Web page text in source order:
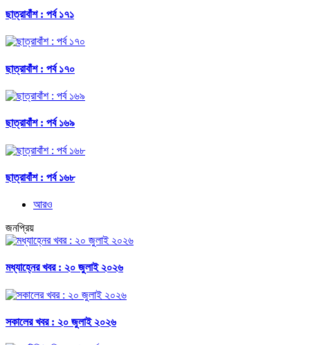
ছাত্রাবাঁশ : পর্ব ১৭১
ছাত্রাবাঁশ : পর্ব ১৭০
ছাত্রাবাঁশ : পর্ব ১৬৯
ছাত্রাবাঁশ : পর্ব ১৬৮
আরও
জনপ্রিয়
মধ্যাহ্নের খবর : ২০ জুলাই ২০২৬
সকালের খবর : ২০ জুলাই ২০২৬